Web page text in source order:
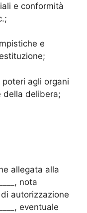
e conformità
e
agli organi
della delibera;
allegata alla
nota
autorizzazione
eventuale